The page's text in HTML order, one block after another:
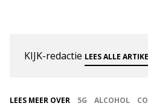
KIJK-redactie LEES ALLE
LEES MEER OVER 5G ALCOHOL